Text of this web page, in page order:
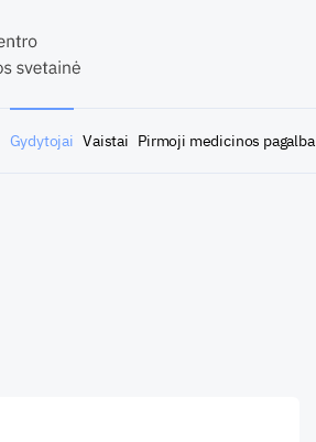
Gydytojai Vaistai Pirmoji medicinos pagalba